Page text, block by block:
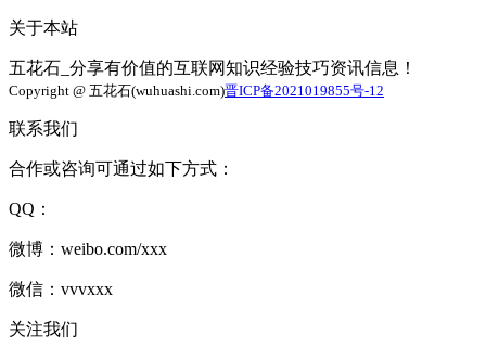
关于本站
五花石_分享有价值的互联网知识经验技巧资讯信息！
Copyright @ 五花石(wuhuashi.com)晋ICP备2021019855号-12
联系我们
合作或咨询可通过如下方式：
QQ：
微博：weibo.com/xxx
微信：vvvxxx
关注我们